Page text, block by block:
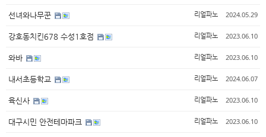
선녀와나무꾼 리얼파노 2024.05.29
강호동치킨678 수성1호점 리얼파노 2023.06.10
와바 리얼파노 2023.06.10
내서초등학교 리얼파노 2024.06.07
육신사 리얼파노 2023.06.10
대구시민 안전테마파크 리얼파노 2023.06.10